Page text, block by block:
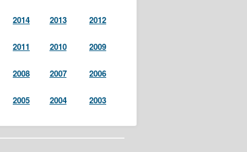
2014 2013 2012
2011 2010 2009
2008 2007 2006
2005 2004 2003